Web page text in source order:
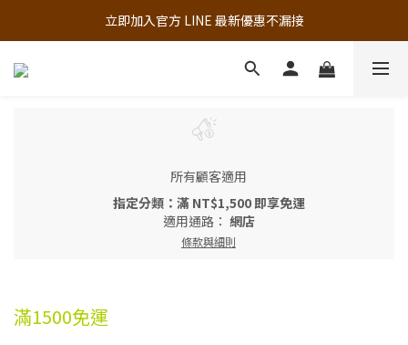
追蹤歐樂芬的Facebook，隨時掌握最新資訊！
立即加入官方 LINE 最新優惠不漏接
追蹤歐樂芬的Facebook，隨時掌握最新資訊！
所有顧客適用
指定分類：滿 NT$1,500 即享免運
適用通路： 網店
條款與細則
滿1500免運